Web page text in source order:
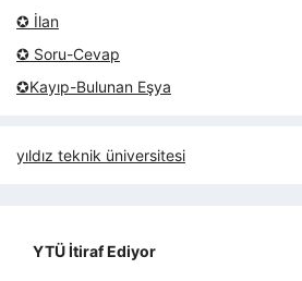
✪ İlan
✪ Soru-Cevap
✪Kayıp-Bulunan Eşya
yıldız teknik üniversitesi
YTÜ İtiraf Ediyor